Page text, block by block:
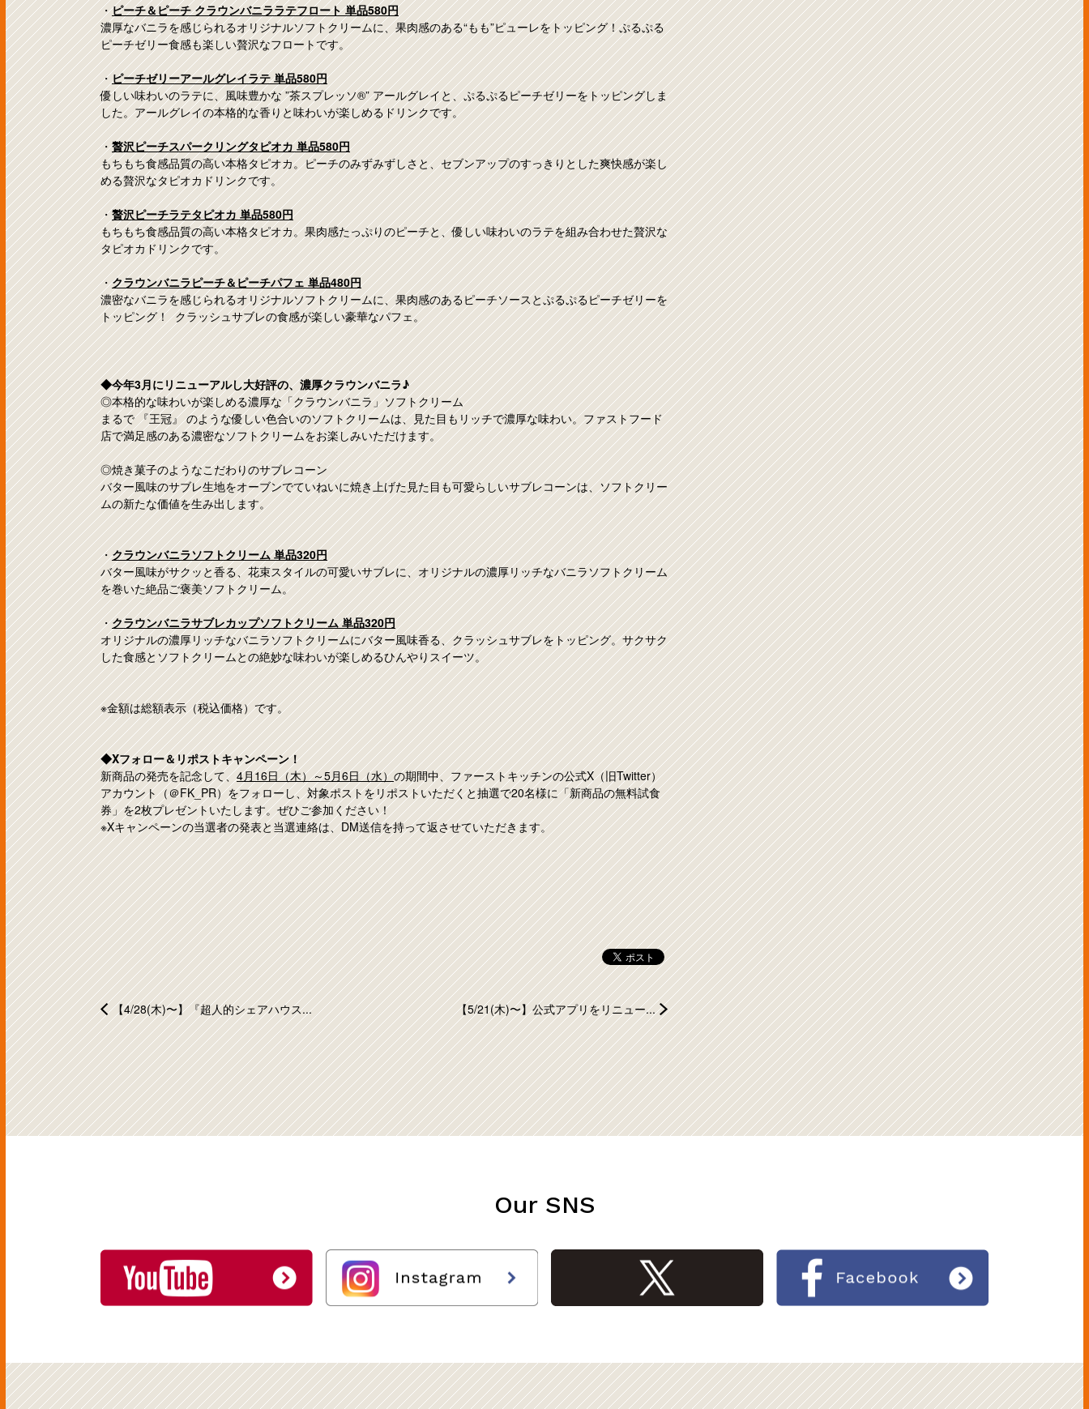
・ピーチ＆ピーチ クラウンバニララテフロート 単品580円
濃厚なバニラを感じられるオリジナルソフトクリームに、果肉感のある“もも”ピューレをトッピング！ぷるぷる
ピーチゼリー食感も楽しい贅沢なフロートです。
・ピーチゼリーアールグレイラテ 単品580円
優しい味わいのラテに、風味豊かな ”茶スプレッソ®” アールグレイと、ぷるぷるピーチゼリーをトッピングしま
した。アールグレイの本格的な香りと味わいが楽しめるドリンクです。
・贅沢ピーチスパークリングタピオカ 単品580円
もちもち食感品質の高い本格タピオカ。ピーチのみずみずしさと、セブンアップのすっきりとした爽快感が楽し
める贅沢なタピオカドリンクです。
・贅沢ピーチラテタピオカ 単品580円
もちもち食感品質の高い本格タピオカ。果肉感たっぷりのピーチと、優しい味わいのラテを組み合わせた贅沢な
タピオカドリンクです。
・クラウンバニラピーチ＆ピーチパフェ 単品480円
濃密なバニラを感じられるオリジナルソフトクリームに、果肉感のあるピーチソースとぷるぷるピーチゼリーを
トッピング！ クラッシュサブレの食感が楽しい豪華なパフェ。
◆今年3月にリニューアルし大好評の、濃厚クラウンバニラ♪
◎本格的な味わいが楽しめる濃厚な「クラウンバニラ」ソフトクリーム
まるで 『王冠』 のような優しい色合いのソフトクリームは、見た目もリッチで濃厚な味わい。ファストフード
店で満足感のある濃密なソフトクリームをお楽しみいただけます。
◎焼き菓子のようなこだわりのサブレコーン
バター風味のサブレ生地をオーブンでていねいに焼き上げた見た目も可愛らしいサブレコーンは、ソフトクリー
ムの新たな価値を生み出します。
・クラウンバニラソフトクリーム 単品320円
バター風味がサクッと香る、花束スタイルの可愛いサブレに、オリジナルの濃厚リッチなバニラソフトクリーム
を巻いた絶品ご褒美ソフトクリーム。
・クラウンバニラサブレカップソフトクリーム 単品320円
オリジナルの濃厚リッチなバニラソフトクリームにバター風味香る、クラッシュサブレをトッピング。サクサク
した食感とソフトクリームとの絶妙な味わいが楽しめるひんやりスイーツ。
※金額は総額表示（税込価格）です。
◆Xフォロー＆リポストキャンペーン！
新商品の発売を記念して、4月16日（木）～5月6日（水）の期間中、ファーストキッチンの公式X（旧Twitter）
アカウント（＠FK_PR）をフォローし、対象ポストをリポストいただくと抽選で20名様に「新商品の無料試食
券」を2枚プレゼントいたします。ぜひご参加ください！
※Xキャンペーンの当選者の発表と当選連絡は、DM送信を持って返させていただきます。
【4/28(木)〜】『超人的シェアハウス... 【5/21(木)〜】公式アプリをリニュー...
Our SNS